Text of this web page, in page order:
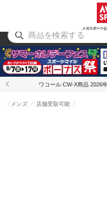
メガスポーツ
アウトドア
ワコール CW-X商品 2026
メンズ 店舗受取可能